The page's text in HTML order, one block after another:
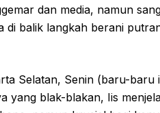
dan media, namun
di balik langkah berani
Selatan, Senin (baru-baru
yang blak-blakan, Iis